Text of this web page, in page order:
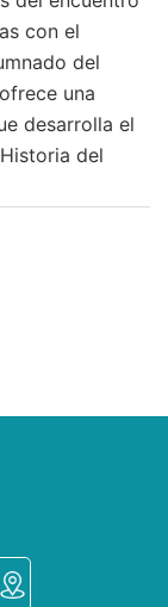
con el
del
una
desarrolla el
del